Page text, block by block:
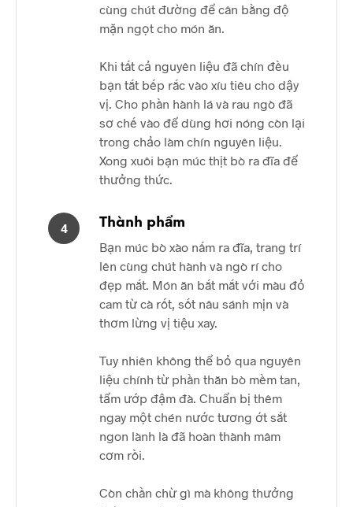
cùng chút đường để cân bằng độ
mặn ngọt cho món ăn.
Khi tất cả nguyên liệu đã chín đều
bạn tắt bếp rắc vào xíu tiêu cho dậy
vị. Cho phần hành lá và rau ngò đã
sơ chế vào để dùng hơi nóng còn lại
trong chảo làm chín nguyên liệu.
Xong xuôi bạn múc thịt bò ra đĩa để
thưởng thức.
4
Thành phẩm
Bạn múc bò xào nấm ra đĩa, trang trí
lên cùng chút hành và ngò rí cho
đẹp mắt. Món ăn bắt mắt với màu đỏ
cam từ cà rốt, sốt nâu sánh mịn và
thơm lừng vị tiệu xay.
Tuy nhiên không thể bỏ qua nguyên
liệu chính từ phần thăn bò mềm tan,
tẩm ướp đậm đà. Chuẩn bị thêm
ngay một chén nước tương ớt sắt
ngon lành là đã hoàn thành mâm
cơm rồi.
Còn chần chừ gì mà không thưởng